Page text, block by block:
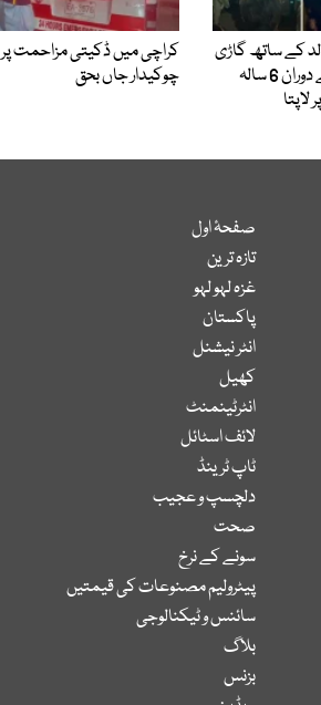
کے ساتھ گاڑی
میں بیٹھنے کے دوران 6 سالہ
لاپتا
کراچی میں ڈکیتی مزاحمت پر
چوکیدار جاں بحق
صفحۂ اول
تازہ ترین
غزہ لہو لہو
پاکستان
انٹر نیشنل
کھیل
انٹرٹینمنٹ
لائف اسٹائل
ٹاپ ٹرینڈ
دلچسپ و عجیب
صحت
سونے کے نرخ
پیٹرولیم مصنوعات کی قیمتیں
سائنس و ٹیکنالوجی
بلاگ
بزنس